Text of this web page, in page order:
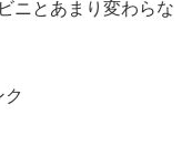
ニとあまり変わらな